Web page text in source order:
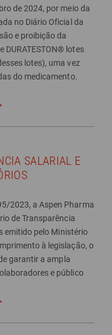
de 2024, por meio da
no Diário Oficial da
e proibição da
DURATESTON® lotes
lotes), uma vez
do medicamento.
SALARIAL E
2023, a Aspen Pharma
de Transparência
emitido pelo Ministério
à legislação, o
garantir a ampla
e público